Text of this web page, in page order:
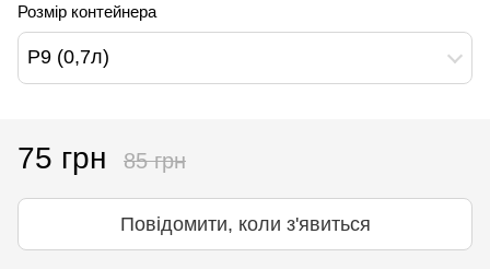
Розмір контейнера
Р9 (0,7л)
75 грн 85 грн
Повідомити, коли з'явиться